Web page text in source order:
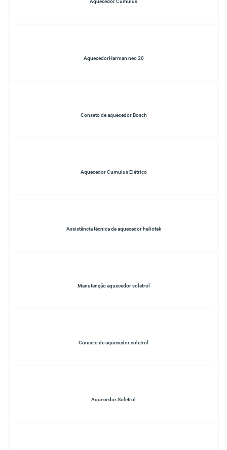
Aquecedor Cumulus
AquecedorHarman neo 20
Conseto de aquecedor Bosch
Aquecedor Cumulus Elétrico
Assistência técnica de aquecedor heliotek
Manutenção aquecedor soletrol
Conseto de aquecedor soletrol
Aquecedor Soletrol